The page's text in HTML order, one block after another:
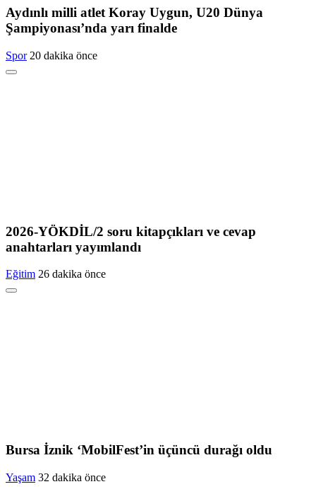
Aydınlı milli atlet Koray Uygun, U20 Dünya
Şampiyonası’nda yarı finalde
Spor 20 dakika önce
2026-YÖKDİL/2 soru kitapçıkları ve cevap
anahtarları yayımlandı
Eğitim 26 dakika önce
Bursa İznik ‘MobilFest’in üçüncü durağı oldu
Yaşam 32 dakika önce